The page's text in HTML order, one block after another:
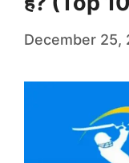
December 25,